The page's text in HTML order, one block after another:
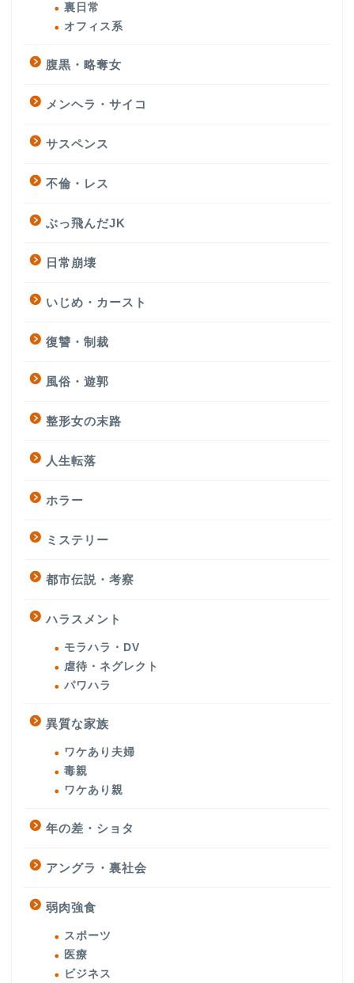
裏日常
オフィス系
腹黒・略奪女
メンヘラ・サイコ
サスペンス
不倫・レス
ぶっ飛んだJK
日常崩壊
いじめ・カースト
復讐・制裁
風俗・遊郭
整形女の末路
人生転落
ホラー
ミステリー
都市伝説・考察
ハラスメント
モラハラ・DV
虐待・ネグレクト
パワハラ
異質な家族
ワケあり夫婦
毒親
ワケあり親
年の差・ショタ
アングラ・裏社会
弱肉強食
スポーツ
医療
ビジネス